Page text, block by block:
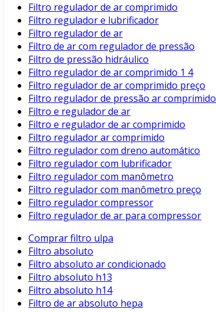
Filtro regulador de ar comprimido
Filtro regulador e lubrificador
Filtro regulador de ar
Filtro de ar com regulador de pressão
Filtro de pressão hidráulico
Filtro regulador de ar comprimido 1 4
Filtro regulador de ar comprimido preço
Filtro regulador de pressão ar comprimido
Filtro e regulador de ar
Filtro e regulador de ar comprimido
Filtro regulador ar comprimido
Filtro regulador com dreno automático
Filtro regulador com lubrificador
Filtro regulador com manômetro
Filtro regulador com manômetro preço
Filtro regulador compressor
Filtro regulador de ar para compressor
Comprar filtro ulpa
Filtro absoluto
Filtro absoluto ar condicionado
Filtro absoluto h13
Filtro absoluto h14
Filtro de ar absoluto hepa